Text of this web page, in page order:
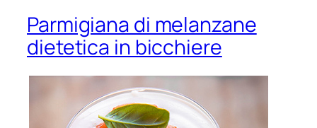
Parmigiana di melanzane
dietetica in bicchiere